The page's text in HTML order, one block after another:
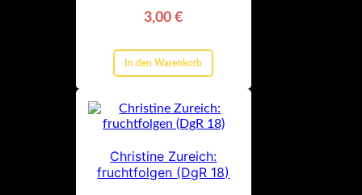
3,00€
In den Warenkorb
Christine Zureich:
fruchtfolgen (DgR 18)